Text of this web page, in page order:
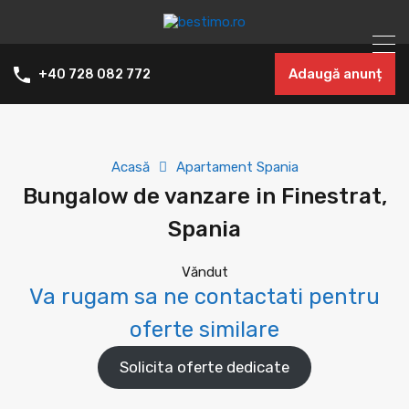
+40 728 082 772 Adaugă anunț
Acasă Apartament Spania
Bungalow de vanzare in Finestrat,
Spania
Văndut
Va rugam sa ne contactati pentru
oferte similare
Solicita oferte dedicate